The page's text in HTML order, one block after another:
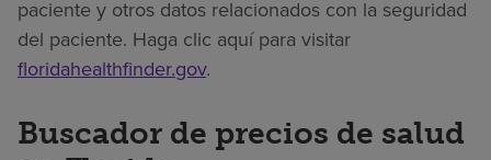
paciente y otros datos relacionados con la seguridad
del paciente. Haga clic aquí para visitar
floridahealthfinder.gov.
Buscador de precios de salud